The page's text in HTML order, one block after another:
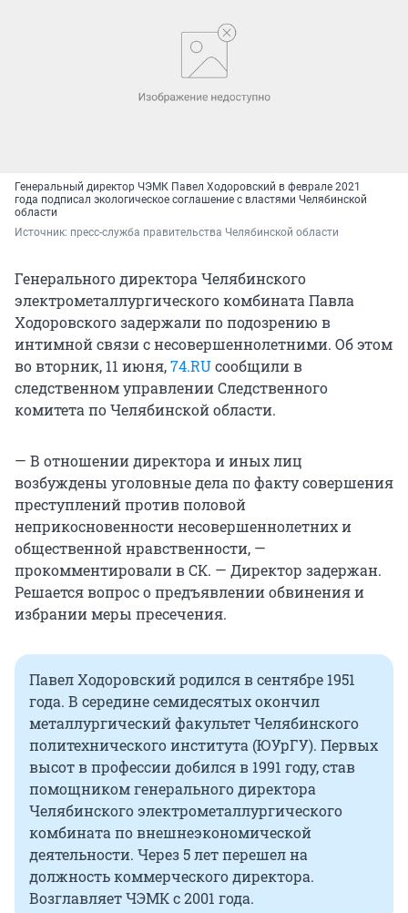
Генеральный директор ЧЭМК Павел Ходоровский в феврале 2021
года подписал экологическое соглашение с властями Челябинской
области
Источник: пресс-служба правительства Челябинской области
Генерального директора Челябинского
электрометаллургического комбината Павла
Ходоровского задержали по подозрению в
интимной связи с несовершеннолетними. Об этом
во вторник, 11 июня,74.RUсообщили в
следственном управлении Следственного
комитета по Челябинской области.
— В отношении директора и иных лиц
возбуждены уголовные дела по факту совершения
преступлений против половой
неприкосновенности несовершеннолетних и
общественной нравственности, —
прокомментировали в СК. — Директор задержан.
Решается вопрос о предъявлении обвинения и
избрании меры пресечения.
Павел Ходоровский родился в сентябре 1951
года. В середине семидесятых окончил
металлургический факультет Челябинского
политехнического института (ЮУрГУ). Первых
высот в профессии добился в 1991 году, став
помощником генерального директора
Челябинского электрометаллургического
комбината по внешнеэкономической
деятельности. Через 5 лет перешел на
должность коммерческого директора.
Возглавляет ЧЭМК с 2001 года.